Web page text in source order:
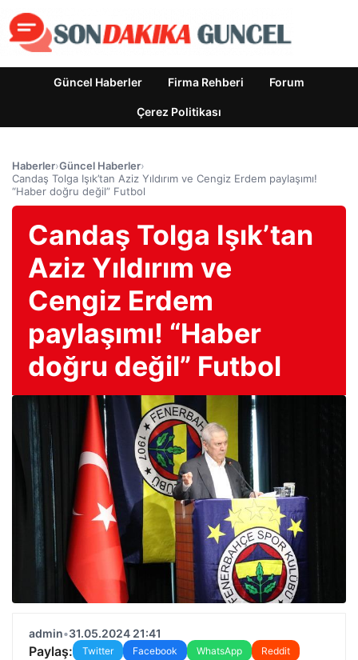
Güncel Haberler Firma Rehberi Forum
Çerez Politikası
Haberler›Güncel Haberler›
Candaş Tolga Işık’tan Aziz Yıldırım ve Cengiz Erdem paylaşımı!
“Haber doğru değil” Futbol
Candaş Tolga Işık’tan
Aziz Yıldırım ve
Cengiz Erdem
paylaşımı! “Haber
doğru değil” Futbol
admin•31.05.2024 21:41
Paylaş: Twitter Facebook WhatsApp
Reddit